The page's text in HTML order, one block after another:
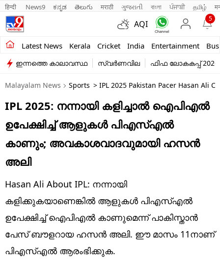
हिन्दी News9 ಕನ್ನಡ తెలుగు मराठी ગુજરાતી বাংলা ਪੰਜਾਬੀ தமிழ்
AQI
5
Latest News Kerala Cricket India Entertainment
Kerala
India
Entertainment
Business
Education
Sports
Lifestyle
world
Technology
Religion
ഇന്നത്തെ കാലാവസ്ഥ സ്വർണവില ഫിഫ ലോകകപ്പ് 2026
Malayalam News Sports > IPL 2025 Pakistan Pacer Hasan Ali
IPL 2025: നന്നായി കളിച്ചാൽ ഐപിഎൽ
ഉപേക്ഷിച്ച് ആളുകൾ പിഎസ്എൽ
കാണും; അവകാശവാദവുമായി ഹസൻ
അലി
Hasan Ali About IPL: നന്നായി
കളിക്കുകയാണെങ്കിൽ ആളുകൾ പിഎസ്എൽ
ഉപേക്ഷിച്ച് ഐപിഎൽ കാണുമെന്ന് പാകിസ്താൻ
പേസ് ബൗളറായ ഹസൻ അലി. ഈ മാസം 11നാണ്
പിഎസ്എൽ ആരംഭിക്കുക.